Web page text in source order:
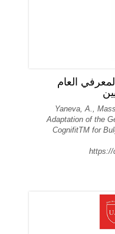
العام
Yaneva, A.,
Adaptation of the
CognifitTM for
https://